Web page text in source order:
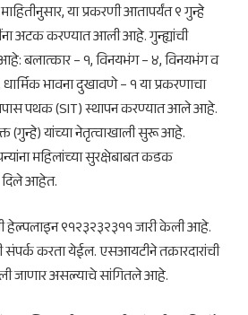
या प्रकरणी आतापर्यंत ९ गुन्हे
अटक करण्यात आली आहे. गुन्ह्यांची
बलात्कार – १, विनयभंग – ४, विनयभंग व
भावना दुखावणे – १ या प्रकरणाचा
पथक (SIT) स्थापन करण्यात आले आहे.
(गुन्हे) यांच्या नेतृत्वाखाली सुरू आहे.
महिलांच्या सुरक्षेबाबत कडक
दिले आहेत.
हेल्पलाइन ९१२३२३२३११ जारी केली आहे.
करता येईल. एसआयटीने तक्रारदारांची
जाणार असल्याचे सांगितले आहे.